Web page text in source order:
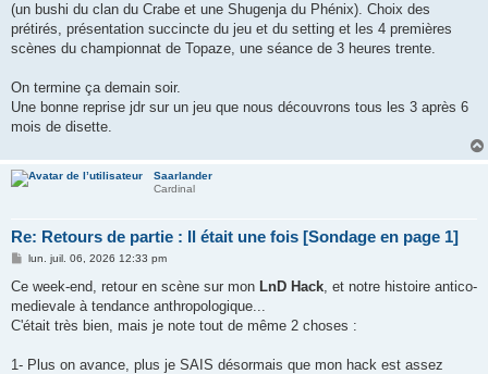
a
g
(un bushi du clan du Crabe et une Shugenja du Phénix). Choix des
prétirés, présentation succincte du jeu et du setting et les 4 premières
scènes du championnat de Topaze, une séance de 3 heures trente.
On termine ça demain soir.
Une bonne reprise jdr sur un jeu que nous découvrons tous les 3 après 6
mois de disette.
Saarlander
Cardinal
Re: Retours de partie : Il était une fois [Sondage en page 1]
M
s
a
g
lun. juil. 06, 2026 12:33 pm
Ce week-end, retour en scène sur mon LnD Hack , et notre histoire antico-
medievale à tendance anthropologique...
C'était très bien, mais je note tout de même 2 choses :
1- Plus on avance, plus je SAIS désormais que mon hack est assez